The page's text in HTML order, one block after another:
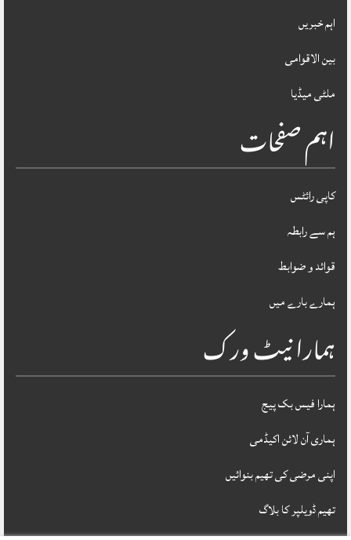
اہم خبریں
بین الاقوامی
ملٹی میڈیا
اہم صفحات
کاپی رائٹس
ہم سے رابطہ
قوائد و ضوابط
ہمارے بارے میں
ہمارا نیٹ ورک
ہمارا فیس بک پیج
ہماری آن لائن اکیڈمی
اپنی مرضی کی تھیم بنوائیں
تھیم ڈویلپر کا بلاگ